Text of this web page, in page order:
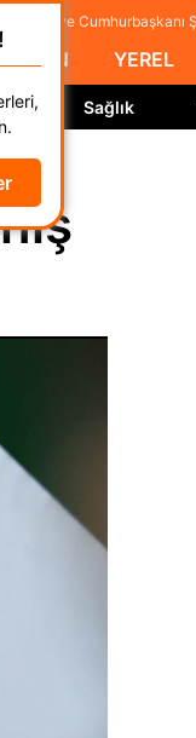
Suriye
YEREL
Sağlık